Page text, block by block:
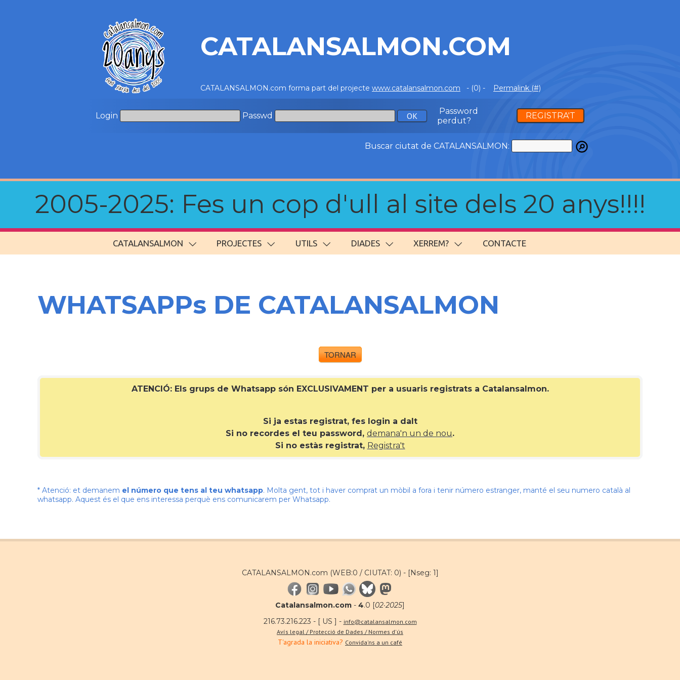
CATALANSALMON.COM
CATALANSALMON.com forma part del projecte www.catalansalmon.com - (0) - Permalink (#)
Login Passwd
Password
perdut?
REGISTRA'T
Buscar ciutat de CATALANSALMON:
2005-2025: Fes un cop d'ull al site dels 20 anys!!!!
CATALANSALMON PROJECTES UTILS DIADES XERREM? CONTACTE
WHATSAPPs DE CATALANSALMON
TORNAR
ATENCIÓ: Els grups de Whatsapp són EXCLUSIVAMENT per a usuaris registrats a Catalansalmon.
Si ja estas registrat, fes login a dalt
Si no recordes el teu password, demana'n un de nou.
Si no estàs registrat, Registra't
* Atenció: et demanem el número que tens al teu whatsapp. Molta gent, tot i haver comprat un mòbil a fora i tenir número estranger, manté el seu numero català al
whatsapp. Aquest és el que ens interessa perquè ens comunicarem per Whatsapp.
CATALANSALMON.com (WEB:0 / CIUTAT: 0) - [Nseg: 1]
Catalansalmon.com - 4.0 [02·2025]
216.73.216.223 - [ US ] - info@catalansalmon.com
Avís legal / Protecció de Dades / Normes d'ús
T'agrada la iniciativa? Convida'ns a un café